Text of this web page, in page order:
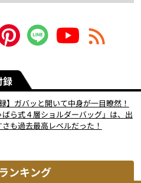
録
】ガバッと開いて中身が一目瞭然！
ら式４層ショルダーバッグ」は、出
も過去最高レベルだった！
ンキング